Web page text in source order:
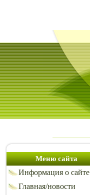
Меню сайта
Информация о сайте
Главная/новости